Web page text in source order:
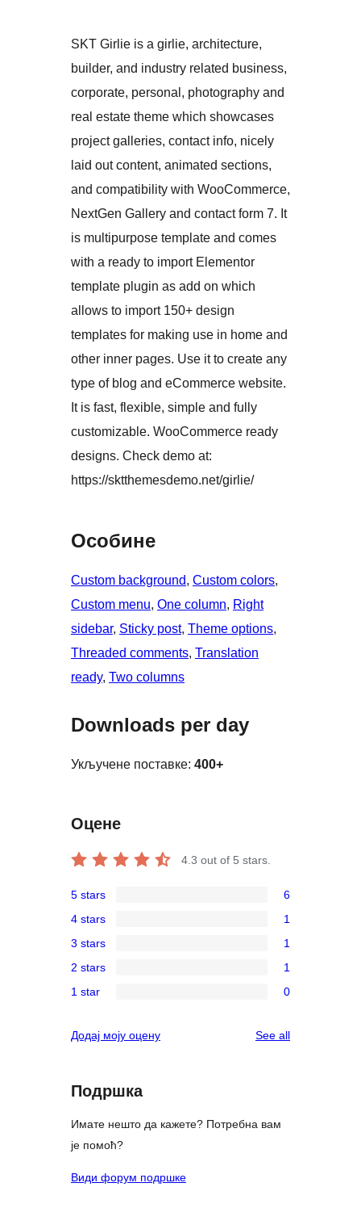
SKT Girlie is a girlie, architecture,
builder, and industry related business,
corporate, personal, photography and
real estate theme which showcases
project galleries, contact info, nicely
laid out content, animated sections,
and compatibility with WooCommerce,
NextGen Gallery and contact form 7. It
is multipurpose template and comes
with a ready to import Elementor
template plugin as add on which
allows to import 150+ design
templates for making use in home and
other inner pages. Use it to create any
type of blog and eCommerce website.
It is fast, flexible, simple and fully
customizable. WooCommerce ready
designs. Check demo at:
https://sktthemesdemo.net/girlie/
Особине
Custom background, Custom colors
Custom menu, One column, Right
sidebar, Sticky post, Theme options
Threaded comments, Translation
ready, Two columns
Downloads per day
Укључене поставке: 400+
Оцене
4.3 out of 5 stars.
5-
star
reviews
5 stars 6
4-
star
review
4 stars 1
3-
star
3 stars 1
2-
review
2 stars 1
star
1 star 0
Додај моју оцену See allreviews
Подршка
Имате нешто да кажете? Потребна вам
је помоћ?
Види форум подршке